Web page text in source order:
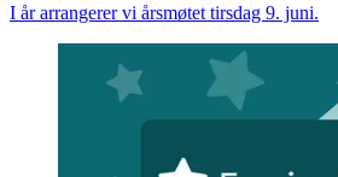
I år arrangerer vi årsmøtet tirsdag 9. juni.